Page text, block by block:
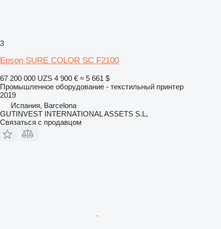
3
Epson SURE COLOR SC F2100
67 200 000 UZS 4 900 € ≈ 5 661 $
Промышленное оборудование - текстильный принтер
2019
Испания, Barcelona
GUTINVEST INTERNATIONAL ASSETS S.L,
Связаться с продавцом